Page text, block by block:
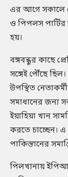
এর আগে সকালে
ও পিপলস
হয়।
বঙ্গবন্ধুর কাছে
সঙ্গেই পৌঁছে
উপস্থিত
সমাধানের জন্য
ইয়াহিয়া খান
করতে চাচ্ছেন। এ
পাকিস্তানের
পিলখানায়